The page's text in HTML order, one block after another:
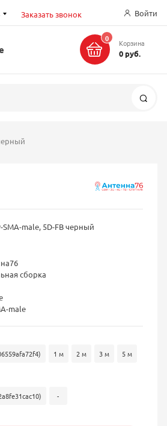
Заказать звонок Войти
0 Корзина
0 руб.
male, 5D-FB черный
сборка
male
1 м 2 м 3 м 5 м
-